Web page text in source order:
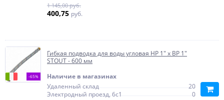
1 145,00 руб.
400,75 руб.
-65%
Гибкая подводка для воды угловая НР 1" х ВР 1"
STOUT - 600 мм
Наличие в магазинах
Удаленный склад
20
Электродный проезд, 6с1
0